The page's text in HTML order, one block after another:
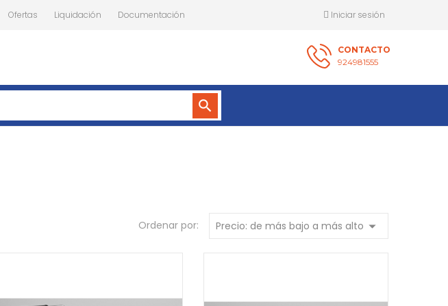
Ofertas Liquidación Documentación Iniciar sesión
CONTACTO
924981555
search
Ordenar por: Precio: de más bajo a más alto arrow_drop_down